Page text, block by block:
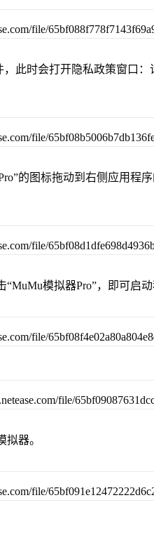
此时会打开隐私政策窗口
的图标拖动到右侧应用程
模拟器Pro”，即可启动
器。